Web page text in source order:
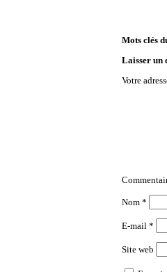
Mots clés
Laisser un
Votre
Nom *
E-mail *
Site web